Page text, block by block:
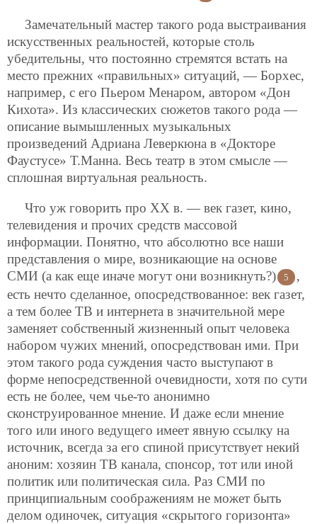
Замечательный мастер такого рода выстраивания
искусственных реальностей, которые столь
убедительны, что постоянно стремятся встать на
место прежних «правильных» ситуаций, — Борхес,
например, с его Пьером Менаром, автором «Дон
Кихота». Из классических сюжетов такого рода —
описание вымышленных музыкальных
произведений Адриана Леверкюна в «Докторе
Фаустусе» Т.Манна. Весь театр в этом смысле —
сплошная виртуальная реальность.
Что уж говорить про ХХ в. — век газет, кино,
телевидения и прочих средств массовой
информации. Понятно, что абсолютно все наши
представления о мире, возникающие на основе
СМИ (а как еще иначе могут они возникнуть?)
5
,
есть нечто сделанное, опосредствованное: век газет,
а тем более ТВ и интернета в значительной мере
заменяет собственный жизненный опыт человека
набором чужих мнений, опосредствован ими. При
этом такого рода суждения часто выступают в
форме непосредственной очевидности, хотя по сути
есть не более, чем чье-то анонимно
сконструированное мнение. И даже если мнение
того или иного ведущего имеет явную ссылку на
источник, всегда за его спиной присутствует некий
аноним: хозяин ТВ канала, спонсор, тот или иной
политик или политическая сила. Раз СМИ по
принципиальным соображениям не может быть
делом одиночек, ситуация «скрытого горизонта»